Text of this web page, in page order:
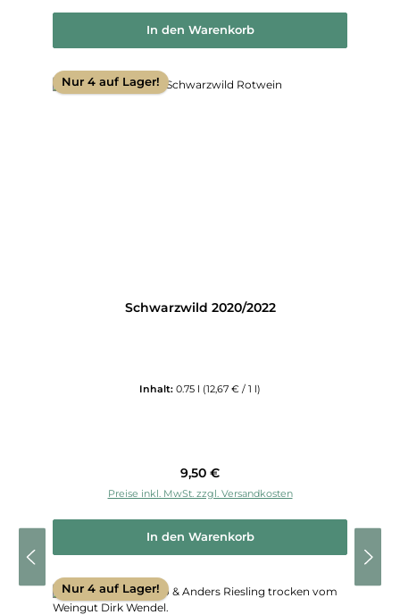
In den Warenkorb
Nur 4 auf Lager!
Schwarzwild 2020/2022
Inhalt: 0.75 l (12,67 € / 1 l)
Regulärer Preis:
9,50 €
Preise inkl. MwSt. zzgl. Versandkosten
In den Warenkorb
Nur 4 auf Lager!